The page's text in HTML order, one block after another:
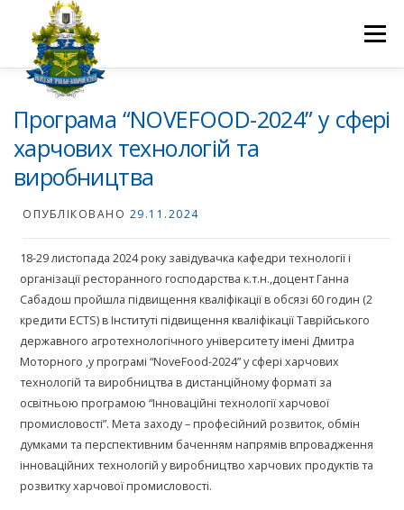
Меню
ПРО НАС
НОВИНИ
Програма “NOVEFOOD-2024” у сфері
харчових технологій та
виробництва
ОПУБЛІКОВАНО 29.11.2024
18-29 листопада 2024 року завідувачка кафедри технології і
організації ресторанного господарства к.т.н.,доцент Ганна
Сабадош пройшла підвищення кваліфікації в обсязі 60 годин (2
кредити ECTS) в Інституті підвищення кваліфікації Таврійського
державного агротехнологічного університету імені Дмитра
Моторного ,у програмі “NoveFood-2024” у сфері харчових
технологій та виробництва в дистанційному форматі за
освітньою програмою “Інноваційні технології харчової
промисловості”. Мета заходу – професійний розвиток, обмін
думками та перспективним баченням напрямів впровадження
інноваційних технологій у виробництво харчових продуктів та
розвитку харчової промисловості.